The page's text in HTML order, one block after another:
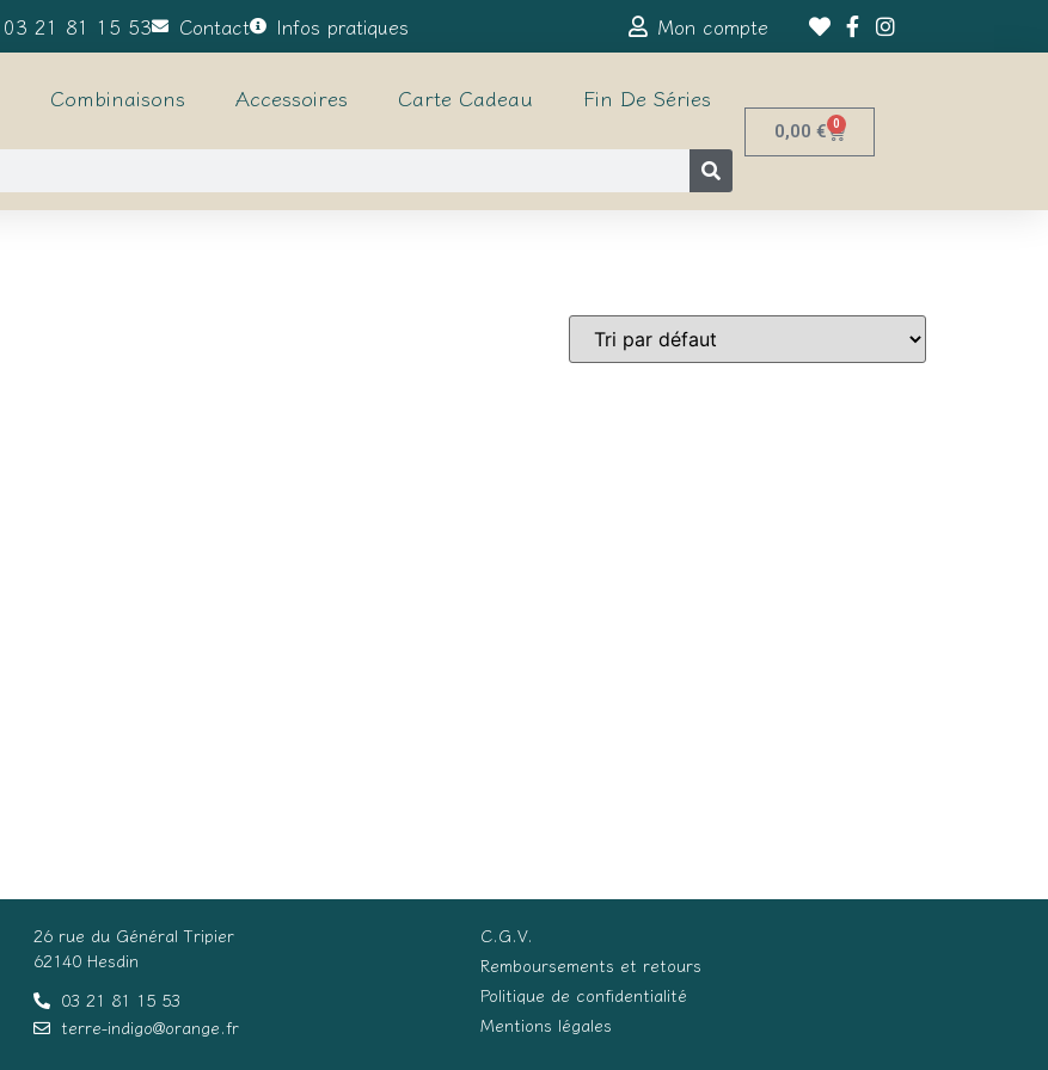
03 21 81 15 53 Contact Infos pratiques Mon compte
Combinaisons Accessoires Carte Cadeau Fin De Séries
0,00 € 0
26 rue du Général Tripier
62140 Hesdin
03 21 81 15 53
terre-indigo@orange.fr
C.G.V.
Remboursements et retours
Politique de confidentialité
Mentions légales